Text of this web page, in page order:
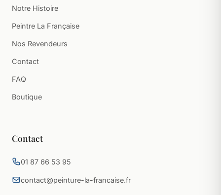
Notre Histoire
Peintre La Française
Nos Revendeurs
Contact
FAQ
Boutique
Contact
01 87 66 53 95
contact@peinture-la-francaise.fr